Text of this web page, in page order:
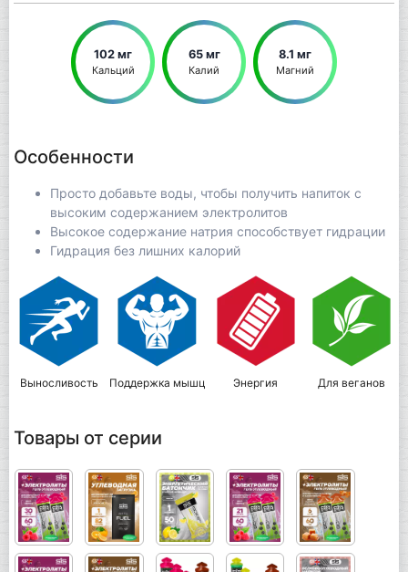
102 мг
Кальций
65 мг
Калий
8.1 мг
Магний
Особенности
Просто добавьте воды, чтобы получить напиток с
высоким содержанием электролитов
Высокое содержание натрия способствует гидрации
Гидрация без лишних калорий
Выносливость Поддержка мышц Энергия Для веганов
Товары от серии